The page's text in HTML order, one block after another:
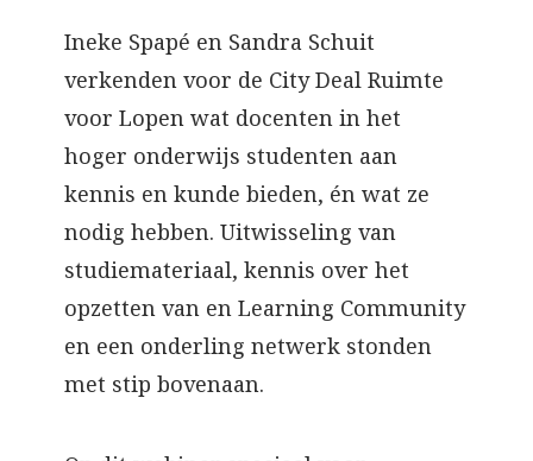
Ineke Spapé en Sandra Schuit
verkenden voor de City Deal Ruimte
voor Lopen wat docenten in het
hoger onderwijs studenten aan
kennis en kunde bieden, én wat ze
nodig hebben. Uitwisseling van
studiemateriaal, kennis over het
opzetten van en Learning Community
en een onderling netwerk stonden
met stip bovenaan.